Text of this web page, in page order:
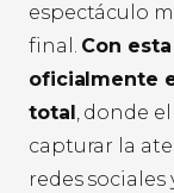
espectáculo
final. Con
oficialmente
total , donde
capturar la
redes sociales